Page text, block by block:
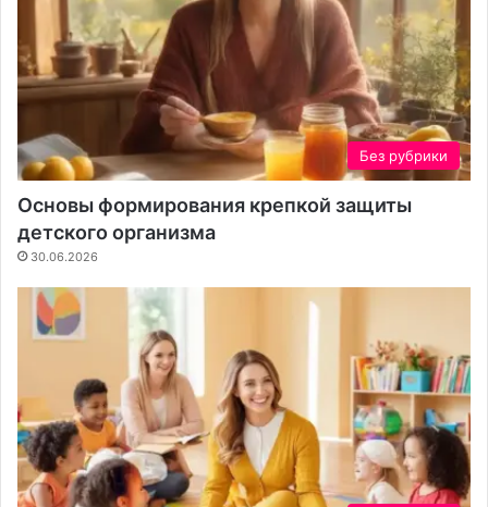
ш
о
у
ч
а
с
к
а
Без рубрики
Основы формирования крепкой защиты
детского организма
30.06.2026